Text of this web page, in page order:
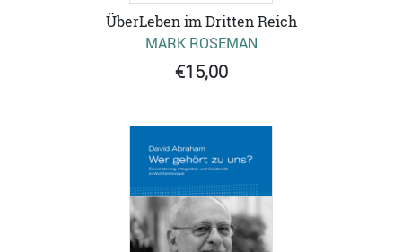
ÜberLeben im Dritten Reich
MARK ROSEMAN
€15,00